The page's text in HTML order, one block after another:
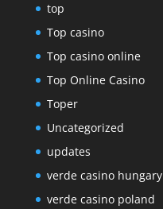
top
Top casino
Top casino online
Top Online Casino
Toper
Uncategorized
updates
verde casino hungary
verde casino poland